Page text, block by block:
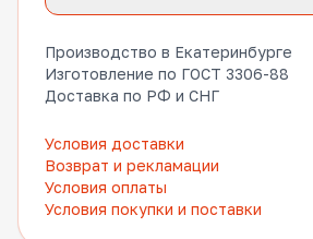
Производство в Екатеринбурге
Изготовление по ГОСТ 3306-88
Доставка по РФ и СНГ
Условия доставки
Возврат и рекламации
Условия оплаты
Условия покупки и поставки